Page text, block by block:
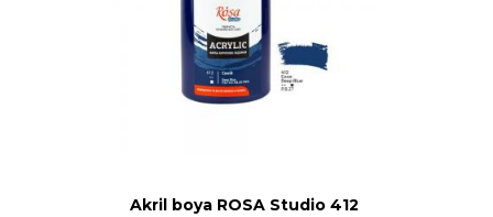
Akril boya ROSA Studio 412